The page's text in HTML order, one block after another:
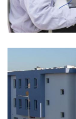
El Centro
Tánger